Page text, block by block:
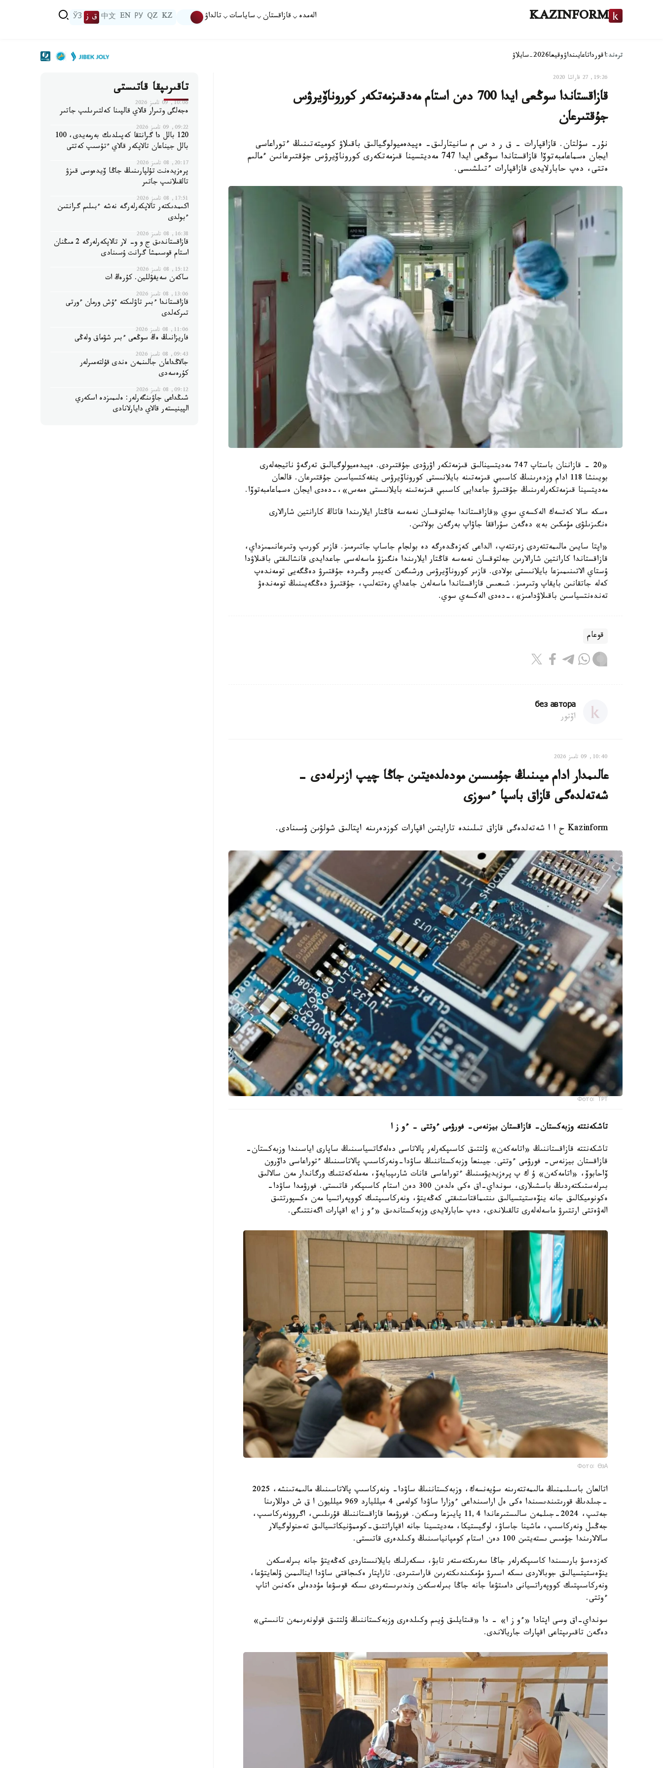
KAZINFORM الەمدە قازاقستان ساياسات تالداۋ KZ
QZ
РУ
EN
中文 ق ز ЎЗ
ترەند:اقورداتاعايىنداۋوقيعا2026-سايلاۋ
19:26, 27 قاراشا 2020
قازاقستاندا سوڭعى ايدا 700 دەن استام مەدقىزمەتكەر كوروناۆيرۋس
جۇقتىرعان
نۇر- سۇلتان. قازاقپارات – ق ر د س م سانيتارلىق- ەپيدەميولوگيالىق باقىلاۋ كوميتەتىنىڭ ءتوراعاسى
ايجان ەسماعامبەتوۆا قازاقستاندا سوڭعى ايدا 747 مەديتسينا قىزمەتكەرى كوروناۆيرۋس جۇقتىرعانىن ءمالىم
ەتتى، دەپ حابارلايدى قازاقپارات ءتىلشىسى.
«20 - قازاننان باستاپ 747 مەديتسينالىق قىزمەتكەر اۋرۋدى جۇقتىردى. ەپيدەميولوگيالىق تەرگەۋ ناتيجەلەرى
بويىنشا 118 ادام وزدەرىنىڭ كاسىبي قىزمەتىنە بايلانىستى كوروناۆيرۋس ينفەكتسياسىن جۇقتىرعان. قالعان
مەديتسينا قىزمەتكەرلەرىنىڭ جۇقتىرۋ جاعدايى كاسىبي قىزمەتىنە بايلانىستى ەمەس»،-دەدى ايجان ەسماعامبەتوۆا.
ەسكە سالا كەتسەك الەكسەي سوي «قازاقستاندا جەلتوقسان نەمەسە قاڭتار ايلارىندا قاتاڭ كارانتين شارالارى
ەنگىزىلۋى مۇمكىن بە» دەگەن سۇراققا جاۋاپ بەرگەن بولاتىن.
«اپتا سايىن مالىمەتتەردى زەرتتەپ، الداعى كەزەڭدەرگە دە بولجام جاساپ جاتىرمىز. قازىر كورىپ وتىرعانىمىزداي،
قازاقستاندا كارانتين شارالارىن جەلتوقسان نەمەسە قاڭتار ايلارىندا ەنگىزۋ ماسەلەسى جاعدايدى قانشالىقتى باقىلاۋدا
ۇستاي الاتىنىمىزعا بايلانىستى بولادى. قازىر كوروناۆيرۋس ورشىگەن كەيبىر وڭىردە جۇقتىرۋ دەڭگەيى تومەندەپ
كەلە جاتقانىن بايقاپ وتىرمىز. شىعىس قازاقستاندا ماسەلەن جاعداي رەتتەلىپ، جۇقتىرۋ دەڭگەيىنىڭ تومەندەۋ
تەندەنتسياسىن باقىلاۋدامىز»،-دەدى الەكسەي سوي.
قوعام
без автора
اۆتور
10:40, 09 تامىز 2026
عالىمدار ادام ميىنىڭ جۇمىسىن مودەلدەيتىن جاڭا چيپ ازىرلەدى -
شەتەلدەگى قازاق باسپا ءسوزى
Kazinform ح ا ا شەتەلدەگى قازاق تىلىندە تارايتىن اقپارات كوزدەرىنە اپتالىق شولۋىن ۇسىنادى.
Фото: ТРТ
تاشكەنتتە وزبەكستان- قازاقستان بيزنەس- فورۋمى ءوتتى – ءو ز ا
تاشكەنتتە قازاقستاننىڭ «اتامەكەن» ۇلتتىق كاسىپكەرلەر پالاتاسى دەلەگاتسياسىنىڭ ساپارى اياسىندا وزبەكستان-
قازاقستان بيزنەس- فورۋمى ءوتتى. جيىنعا وزبەكستاننىڭ ساۋدا-ونەركاسىپ پالاتاسىنىڭ ءتوراعاسى داۆرون
ۆاحابوۆ، «اتامەكەن» ۇ ك پ پرەزيديۋمىنىڭ ءتوراعاسى قانات شارىپبايەۆ، مەملەكەتتىك ورگاندار مەن سالالىق
بىرلەستىكتەردىڭ باسشىلارى، سونداي-اق ەكى ەلدەن 300 دەن استام كاسىپكەر قاتىستى. فورۋمدا ساۋدا-
ەكونوميكالىق جانە ينۆەستيتسيالىق ىنتىماقتاستىقتى كەڭەيتۋ، ونەركاسىپتىك كووپەراتسيا مەن ەكسپورتتىق
الەۋەتتى ارتتىرۋ ماسەلەلەرى تالقىلاندى، دەپ حابارلايدى وزبەكستاندىق «ءو ز ا» اقپارات اگەنتتىگى.
Фото: ӨзА
اتالعان باسىلىمنىڭ مالىمەتتەرىنە سۇيەنسەك، وزبەكستاننىڭ ساۋدا- ونەركاسىپ پالاتاسىنىڭ مالىمەتىنشە، 2025
-جىلدىڭ قورىتىندىسىندا ەكى ەل اراسىنداعى ءوزارا ساۋدا كولەمى 4 ميلليارد 969 ميلليون ا ق ش دوللارىنا
جەتىپ، 2024-جىلمەن سالىستىرعاندا 11,4 پايىزعا وسكەن. فورۋمعا قازاقستاننىڭ قۇرىلىس، اگروونەركاسىپ،
جەڭىل ونەركاسىپ، ماشينا جاساۋ، لوگيستيكا، مەديتسينا جانە اقپاراتتىق-كوممۋنيكاتسيالىق تەحنولوگيالار
سالالارىندا جۇمىس ىستەيتىن 100 دەن استام كومپانياسىنىڭ وكىلدەرى قاتىستى.
كەزدەسۋ بارىسىندا كاسىپكەرلەر جاڭا سەرىكتەستەر تابۋ، ىسكەرلىك بايلانىستاردى كەڭەيتۋ جانە بىرلەسكەن
ينۆەستيتسيالىق جوبالاردى ىسكە اسىرۋ مۇمكىندىكتەرىن قاراستىردى. تاراپتار ەكىجاقتى ساۋدا اينالىمىن ۇلعايتۋعا،
ونەركاسىپتىك كووپەراتسيانى دامىتۋعا جانە جاڭا بىرلەسكەن وندىرىستەردى ىسكە قوسۋعا مۇددەلى ەكەنىن اتاپ
ءوتتى.
سونداي-اق وسى اپتادا «ءو ز ا» - دا «قىتايلىق ۇيىم وكىلدەرى وزبەكستاننىڭ ۇلتتىق قولونەرىمەن تانىستى»
دەگەن تاقىرىپتاعى اقپارات جاريالاندى.
تاقىرىپقا قاتىستى
10:06, 09 تامىز 2026
ەجەلگى وتىرار قالاي قالپىنا كەلتىرىلىپ جاتىر
09:22, 09 تامىز 2026
120 بالل دا گرانتقا كەپىلدىك بەرمەيدى، 100
بالل جيناعان تالاپكەر قالاي ءتۇسىپ كەتتى
20:17, 08 تامىز 2026
پرەزيدەنت تۇلپارىنىڭ جاڭا ۆيدەوسى قىزۋ
تالقىلانىپ جاتىر
17:51, 08 تامىز 2026
اكىمدىكتەر تالاپكەرلەرگە نەشە ءبىلىم گرانتىن
ءبولدى
16:38, 08 تامىز 2026
قازاقستاندىق ج و و- لار تالاپكەرلەرگە 2 مىڭنان
استام قوسىمشا گرانت ۇسىنادى
15:12, 08 تامىز 2026
ساكەن سەيفۋللين. كۇرەڭ ات
13:06, 08 تامىز 2026
قازاقستاندا ءبىر تاۋلىكتە ءۇش ورمان ءورتى
تىركەلدى
11:06, 08 تامىز 2026
فاريزانىڭ ەڭ سوڭعى ءبىر شۋماق ولەڭى
09:43, 08 تامىز 2026
جالاڭداعان جالىنمەن ەندى قۇلتەمىرلەر
كۇرەسەدى
09:12, 08 تامىز 2026
شىڭداعى جاۋىنگەرلەر: ەلىمىزدە اسكەري
الپينيستەر قالاي دايارلانادى